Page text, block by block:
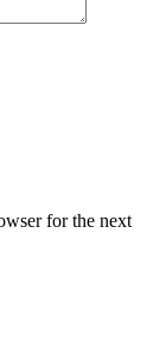
for the next